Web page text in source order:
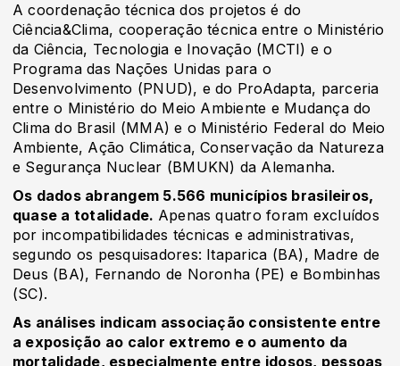
A coordenação técnica dos projetos é do
Ciência&Clima, cooperação técnica entre o Ministério
da Ciência, Tecnologia e Inovação (MCTI) e o
Programa das Nações Unidas para o
Desenvolvimento (PNUD), e do ProAdapta, parceria
entre o Ministério do Meio Ambiente e Mudança do
Clima do Brasil (MMA) e o Ministério Federal do Meio
Ambiente, Ação Climática, Conservação da Natureza
e Segurança Nuclear (BMUKN) da Alemanha.
Os dados abrangem 5.566 municípios brasileiros,
quase a totalidade. Apenas quatro foram excluídos
por incompatibilidades técnicas e administrativas,
segundo os pesquisadores: Itaparica (BA), Madre de
Deus (BA), Fernando de Noronha (PE) e Bombinhas
(SC).
As análises indicam associação consistente entre
a exposição ao calor extremo e o aumento da
mortalidade, especialmente entre idosos, pessoas